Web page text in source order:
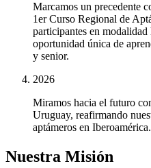
Marcamos un precedente
1er Curso Regional de
participantes en
oportunidad única de
y senior.
2026
Miramos hacia el futuro
Uruguay, reafirmando
aptámeros en Iberoamérica.
Nuestra Misión